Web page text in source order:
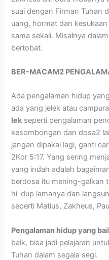
suai dengan Firman Tuhan
uang, hormat dan
sama sekali. Misalnya
bertobat.
BER-MACAM2
Ada pengalaman hidup
ada yang jelek atau
lek seperti pengalaman
kesombongan dan dosa2
jangan dipakai lagi, ganti
2Kor 5:17. Yang sering
yang indah adalah
berdosa itu mening-galkan
hi-dup lamanya dan
seperti Matius, Zakheus,
Pengalaman hidup yang
baik, bisa jadi pelajaran
Tuhan dalam segala segi.